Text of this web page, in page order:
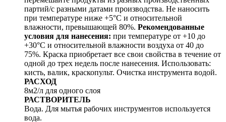
партий/с разными датами производства. Не наносить
при температуре ниже +5°С и относительной
влажности, превышающей 80%. Рекомендованные
условия для нанесения: при температуре от +10 до
+30°С и относительной влажности воздуха от 40 до
75%. Краска приобретает все свои свойства в течение от
одной до трех недель после нанесения. Использовать:
кисть, валик, краскопульт. Очистка инструмента водой.
РАСХОД
8м2/л для одного слоя
РАСТВОРИТЕЛЬ
Вода. Для мытья рабочих инструментов используется
вода.